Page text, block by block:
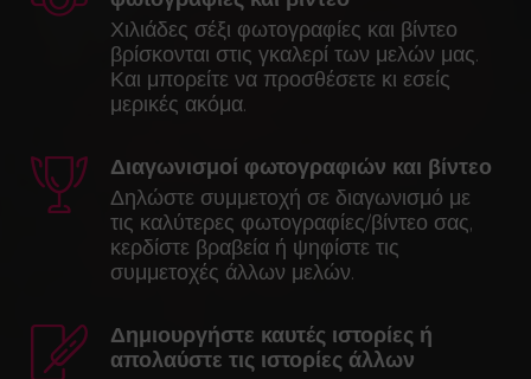
Χιλιάδες σέξι φωτογραφίες και βίντεο
βρίσκονται στις γκαλερί των μελών μας.
Και μπορείτε να προσθέσετε κι εσείς
μερικές ακόμα.
Διαγωνισμοί φωτογραφιών και βίντεο
Δηλώστε συμμετοχή σε διαγωνισμό με
τις καλύτερες φωτογραφίες/βίντεο σας,
κερδίστε βραβεία ή ψηφίστε τις
συμμετοχές άλλων μελών.
Δημιουργήστε καυτές ιστορίες ή
απολαύστε τις ιστορίες άλλων